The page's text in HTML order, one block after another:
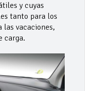
y cuyas
tanto para los
las vacaciones,
carga.